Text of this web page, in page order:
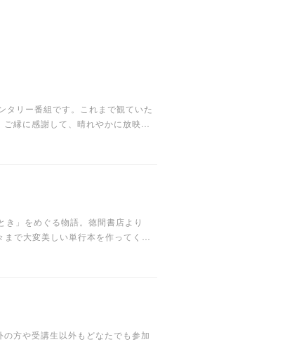
タリー番組です。これまで観ていた
縁に感謝して、晴れやかに放映…
」をめぐる物語。徳間書店より
で大変美しい単行本を作ってく…
方や受講生以外もどなたでも参加